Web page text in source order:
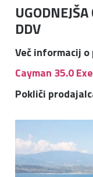
DDV
Več informacij
Cayman 35.0
Pokliči